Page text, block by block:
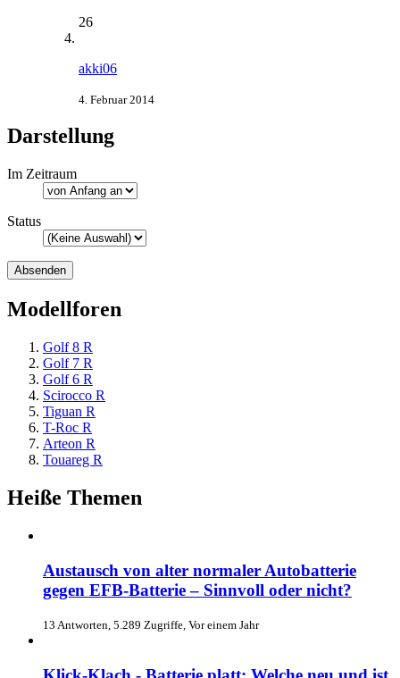
26
akki06
4. Februar 2014
Darstellung
Im Zeitraum
Status
Modellforen
Golf 8 R
Golf 7 R
Golf 6 R
Scirocco R
Tiguan R
T-Roc R
Arteon R
Touareg R
Heiße Themen
Austausch von alter normaler Autobatterie
gegen EFB-Batterie – Sinnvoll oder nicht?
13 Antworten, 5.289 Zugriffe, Vor einem Jahr